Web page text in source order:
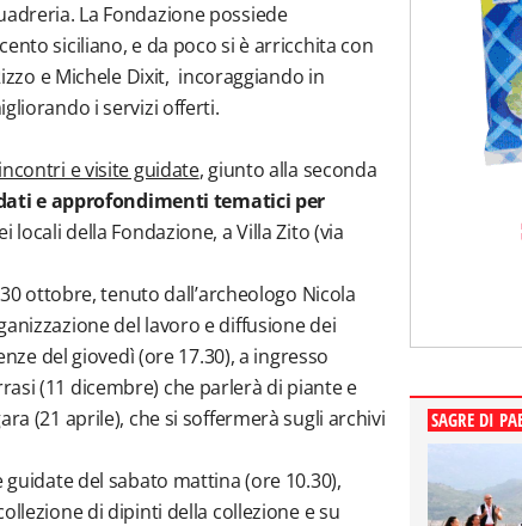
La Fondazione possiede
siciliano, e da poco si è arricchita con
e Michele Dixit, incoraggiando in
i servizi offerti.
e visite guidate, giunto alla seconda
e approfondimenti tematici per
locali della Fondazione, a Villa Zito (via
ottobre, tenuto dall’archeologo Nicola
del lavoro e diffusione dei
del giovedì (ore 17.30), a ingresso
(11 dicembre) che parlerà di piante e
(21 aprile), che si soffermerà sugli archivi
del sabato mattina (ore 10.30),
di dipinti della collezione e su
SAGRE DI